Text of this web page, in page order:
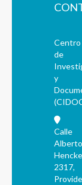
Centro
de
y
Calle
Alberto
2317,